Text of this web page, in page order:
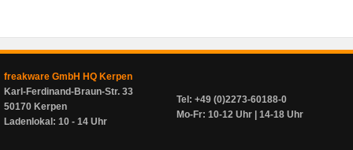
freakware GmbH HQ Kerpen
Karl-Ferdinand-Braun-Str. 33
50170 Kerpen
Ladenlokal: 10 - 14 Uhr
Tel: +49 (0)2273-60188-0
Mo-Fr: 10-12 Uhr | 14-18 Uhr